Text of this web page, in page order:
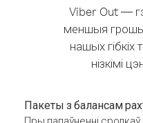
Viber Out —
меншыя
нашых
нізкімі
Пакеты з балансам